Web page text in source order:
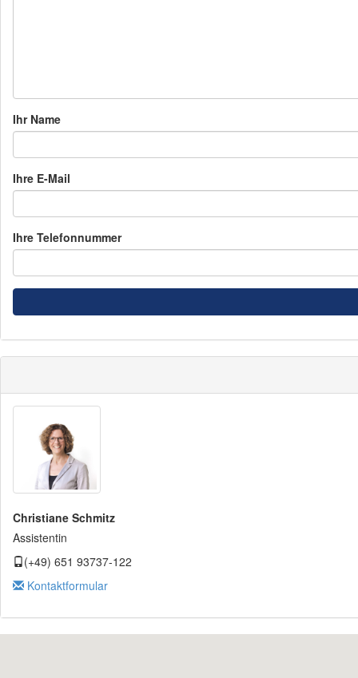
Ihr Name
Ihre E-Mail
Ihre Telefonnummer
Christiane Schmitz
Assistentin
(+49) 651 93737-122
Kontaktformular